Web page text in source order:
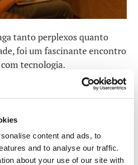
content and ads, to
and to analyse our traffic.
about your use of our site with
tanto perplexos quanto
foi um fascinante encontro
tecnologia.
0